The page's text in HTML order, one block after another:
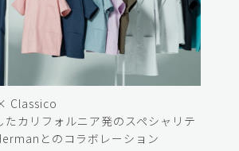
Classico
たカリフォルニア発のスペシャリテ
とのコラボレーション